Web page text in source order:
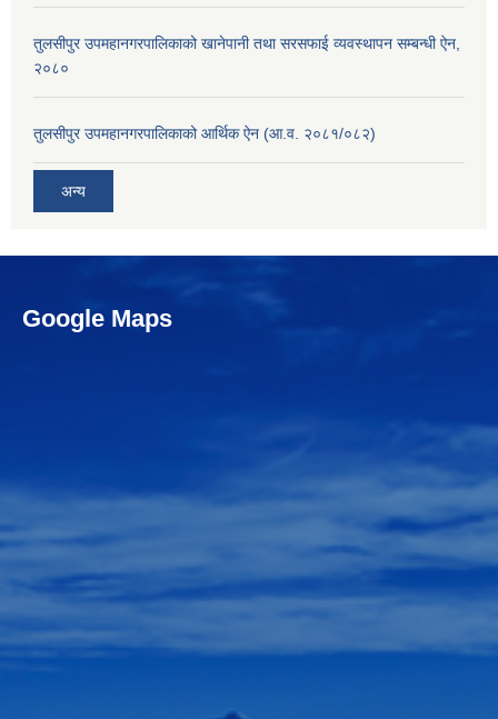
तुलसीपुर उपमहानगरपालिकाको खानेपानी तथा सरसफाई व्यवस्थापन सम्बन्धी ऐन,
२०८०
तुलसीपुर उपमहानगरपालिकाको आर्थिक ऐन (आ.व. २०८१/०८२)
अन्य
Google Maps